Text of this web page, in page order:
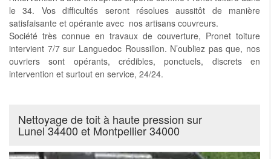
le 34. Vos difficultés seront résolues aussitôt de manière
satisfaisante et opérante avec nos artisans couvreurs.
Société très connue en travaux de couverture, Pronet toiture
intervient 7/7 sur Languedoc Roussillon. N’oubliez pas que, nos
ouvriers sont opérants, crédibles, ponctuels, discrets en
intervention et surtout en service, 24/24.
Nettoyage de toit à haute pression sur
Lunel 34400 et Montpellier 34000